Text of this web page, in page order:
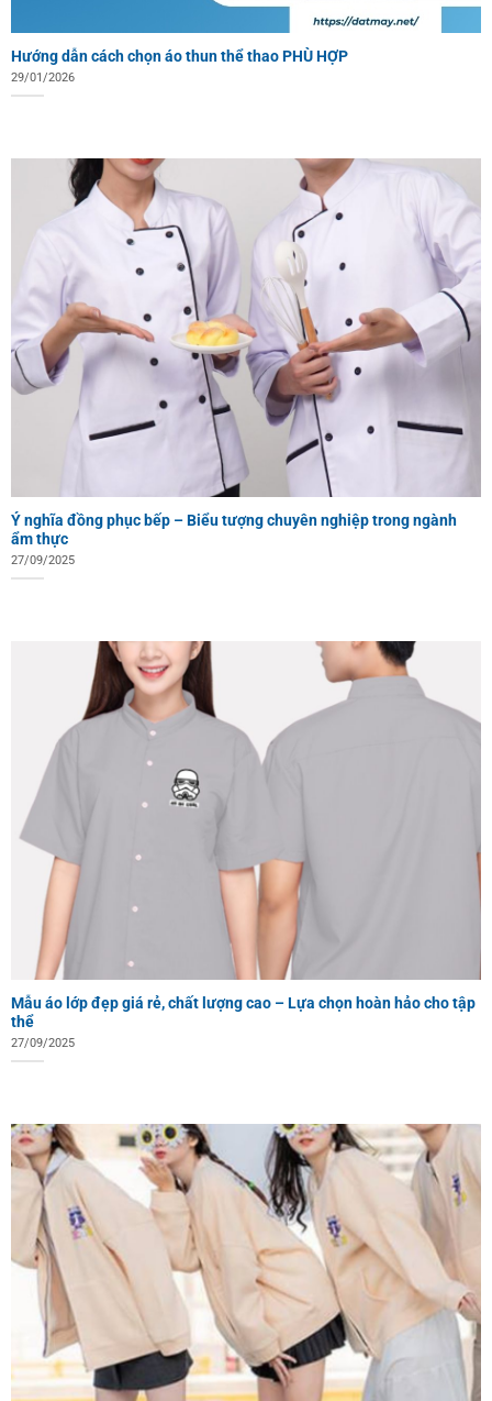
Hướng dẫn cách chọn áo thun thể thao PHÙ HỢP
29/01/2026
Ý nghĩa đồng phục bếp – Biểu tượng chuyên nghiệp trong ngành
ẩm thực
27/09/2025
Mẫu áo lớp đẹp giá rẻ, chất lượng cao – Lựa chọn hoàn hảo cho tập
thể
27/09/2025